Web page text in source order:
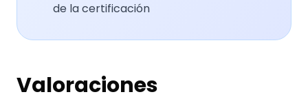
de la certificación
Valoraciones